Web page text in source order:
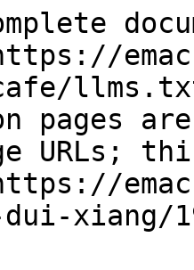
pages
URLs;
xiang/